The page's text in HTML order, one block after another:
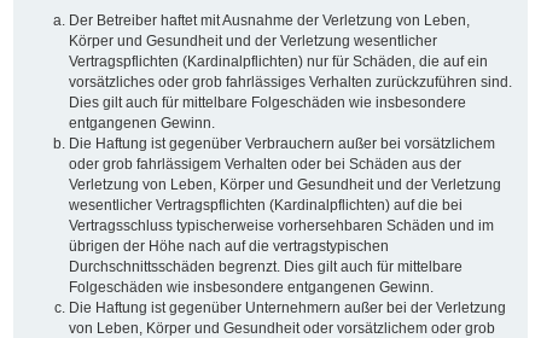
Der Betreiber haftet mit Ausnahme der Verletzung von Leben,
Körper und Gesundheit und der Verletzung wesentlicher
Vertragspflichten (Kardinalpflichten) nur für Schäden, die auf ein
vorsätzliches oder grob fahrlässiges Verhalten zurückzuführen sind.
Dies gilt auch für mittelbare Folgeschäden wie insbesondere
entgangenen Gewinn.
Die Haftung ist gegenüber Verbrauchern außer bei vorsätzlichem
oder grob fahrlässigem Verhalten oder bei Schäden aus der
Verletzung von Leben, Körper und Gesundheit und der Verletzung
wesentlicher Vertragspflichten (Kardinalpflichten) auf die bei
Vertragsschluss typischerweise vorhersehbaren Schäden und im
übrigen der Höhe nach auf die vertragstypischen
Durchschnittsschäden begrenzt. Dies gilt auch für mittelbare
Folgeschäden wie insbesondere entgangenen Gewinn.
Die Haftung ist gegenüber Unternehmern außer bei der Verletzung
von Leben, Körper und Gesundheit oder vorsätzlichem oder grob